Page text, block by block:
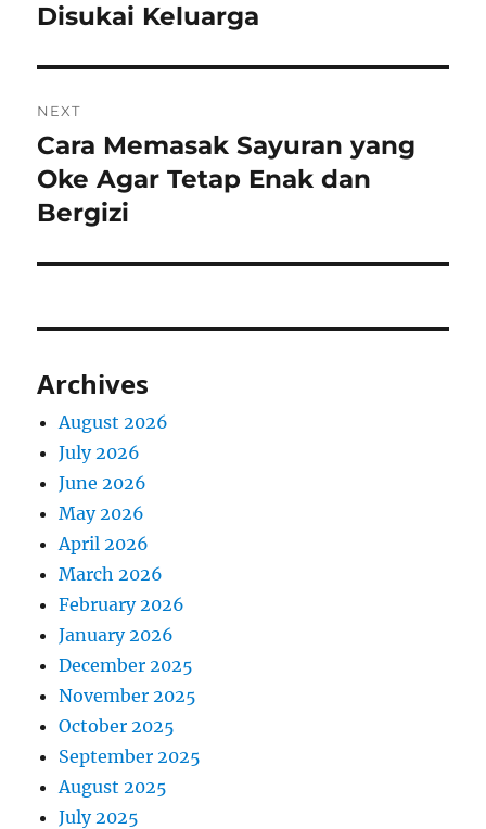
post:
Disukai Keluarga
NEXT
Next
post:
Cara Memasak Sayuran yang
Oke Agar Tetap Enak dan
Bergizi
Archives
August 2026
July 2026
June 2026
May 2026
April 2026
March 2026
February 2026
January 2026
December 2025
November 2025
October 2025
September 2025
August 2025
July 2025